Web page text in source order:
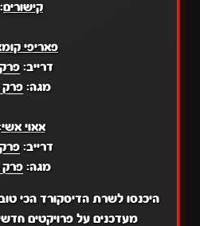
קישורים:
פאריפי
דרייב: פרק 5
מגה:פרק
אאוי אשי
דרייב: פרק
מגה:פרק
היכנסו לשרת הדיסקורד הכי
מעדכנים על פרויקטים